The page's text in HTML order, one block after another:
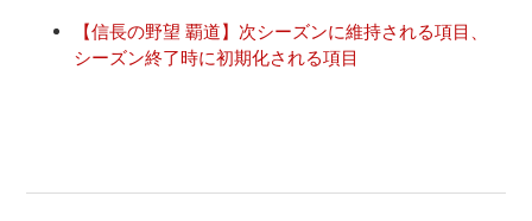
【信長の野望 覇道】次シーズンに維持される項目、
シーズン終了時に初期化される項目